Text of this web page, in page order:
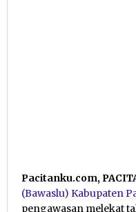
Pacitanku.com,
(Bawaslu) Kabupaten
pengawasan melekat